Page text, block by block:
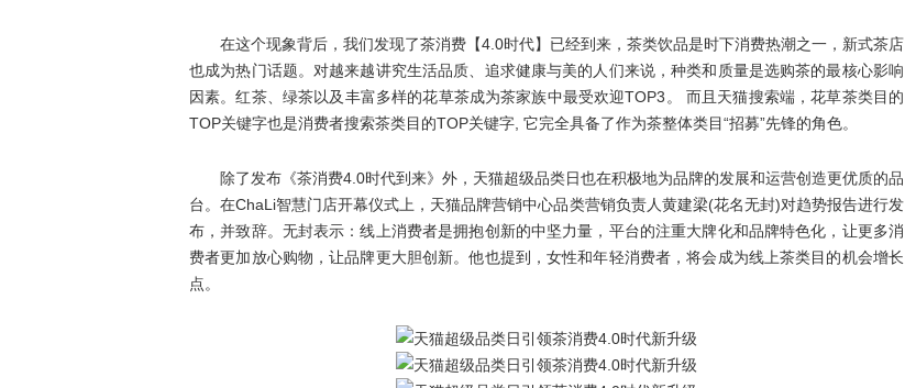
在这个现象背后，我们发现了茶消费【4.0时代】已经到来，茶类饮品是时下消费热潮之一，新式茶店
也成为热门话题。对越来越讲究生活品质、追求健康与美的人们来说，种类和质量是选购茶的最核心影响
因素。红茶、绿茶以及丰富多样的花草茶成为茶家族中最受欢迎TOP3。 而且天猫搜索端，花草茶类目的
TOP关键字也是消费者搜索茶类目的TOP关键字, 它完全具备了作为茶整体类目“招募”先锋的角色。
除了发布《茶消费4.0时代到来》外，天猫超级品类日也在积极地为品牌的发展和运营创造更优质的品
台。在ChaLi智慧门店开幕仪式上，天猫品牌营销中心品类营销负责人黄建梁(花名无封)对趋势报告进行发
布，并致辞。无封表示：线上消费者是拥抱创新的中坚力量，平台的注重大牌化和品牌特色化，让更多消
费者更加放心购物，让品牌更大胆创新。他也提到，女性和年轻消费者，将会成为线上茶类目的机会增长
点。